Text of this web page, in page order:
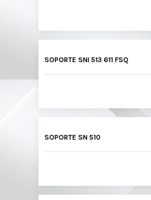
SOPORTE SNI 513 611 FSQ
SOPORTE SN 510